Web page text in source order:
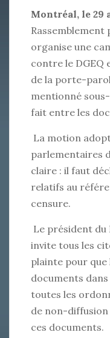
Montréal, le 29
Rassemblement
organise une
contre le DGEQ
de la porte-
mentionné
fait entre les
La motion
parlementaires
claire : il faut
relatifs au
censure.
Le président du
invite tous les
plainte pour que
documents
toutes les
de non-
ces documents.